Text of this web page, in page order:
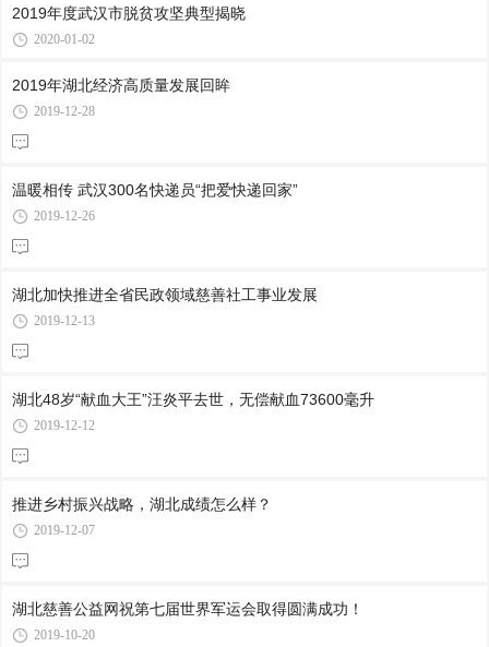
2019年度武汉市脱贫攻坚典型揭晓
2020-01-02
2019年湖北经济高质量发展回眸
2019-12-28
温暖相传 武汉300名快递员“把爱快递回家”
2019-12-26
湖北加快推进全省民政领域慈善社工事业发展
2019-12-13
湖北48岁“献血大王”汪炎平去世，无偿献血73600毫升
2019-12-12
推进乡村振兴战略，湖北成绩怎么样？
2019-12-07
湖北慈善公益网祝第七届世界军运会取得圆满成功！
2019-10-20